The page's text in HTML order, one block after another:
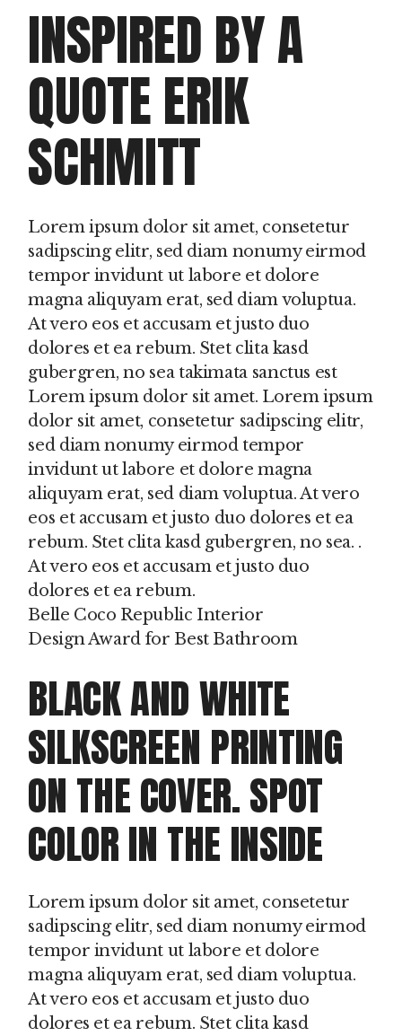
INSPIRED BY A
QUOTE ERIK
SCHMITT
Lorem ipsum dolor sit amet, consetetur
sadipscing elitr, sed diam nonumy eirmod
tempor invidunt ut labore et dolore
magna aliquyam erat, sed diam voluptua.
At vero eos et accusam et justo duo
dolores et ea rebum. Stet clita kasd
gubergren, no sea takimata sanctus est
Lorem ipsum dolor sit amet. Lorem ipsum
dolor sit amet, consetetur sadipscing elitr,
sed diam nonumy eirmod tempor
invidunt ut labore et dolore magna
aliquyam erat, sed diam voluptua. At vero
eos et accusam et justo duo dolores et ea
rebum. Stet clita kasd gubergren, no sea. .
At vero eos et accusam et justo duo
dolores et ea rebum.
Belle Coco Republic Interior
Design Award for Best Bathroom
BLACK AND WHITE
SILKSCREEN PRINTING
ON THE COVER. SPOT
COLOR IN THE INSIDE
Lorem ipsum dolor sit amet, consetetur
sadipscing elitr, sed diam nonumy eirmod
tempor invidunt ut labore et dolore
magna aliquyam erat, sed diam voluptua.
At vero eos et accusam et justo duo
dolores et ea rebum. Stet clita kasd